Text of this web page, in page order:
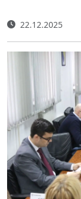
22.12.2025